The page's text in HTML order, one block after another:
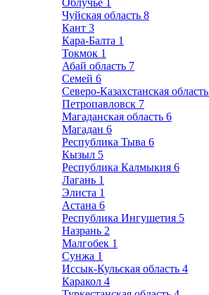
Облучье 1
Чуйская область 8
Кант 3
Кара-Балта 1
Токмок 1
Абай область 7
Семей 6
Северо-Казахстанская область
Петропавловск 7
Магаданская область 6
Магадан 6
Республика Тыва 6
Кызыл 5
Республика Калмыкия 6
Лагань 1
Элиста 1
Астана 6
Республика Ингушетия 5
Назрань 2
Малгобек 1
Сунжа 1
Иссык-Кульская область 4
Каракол 4